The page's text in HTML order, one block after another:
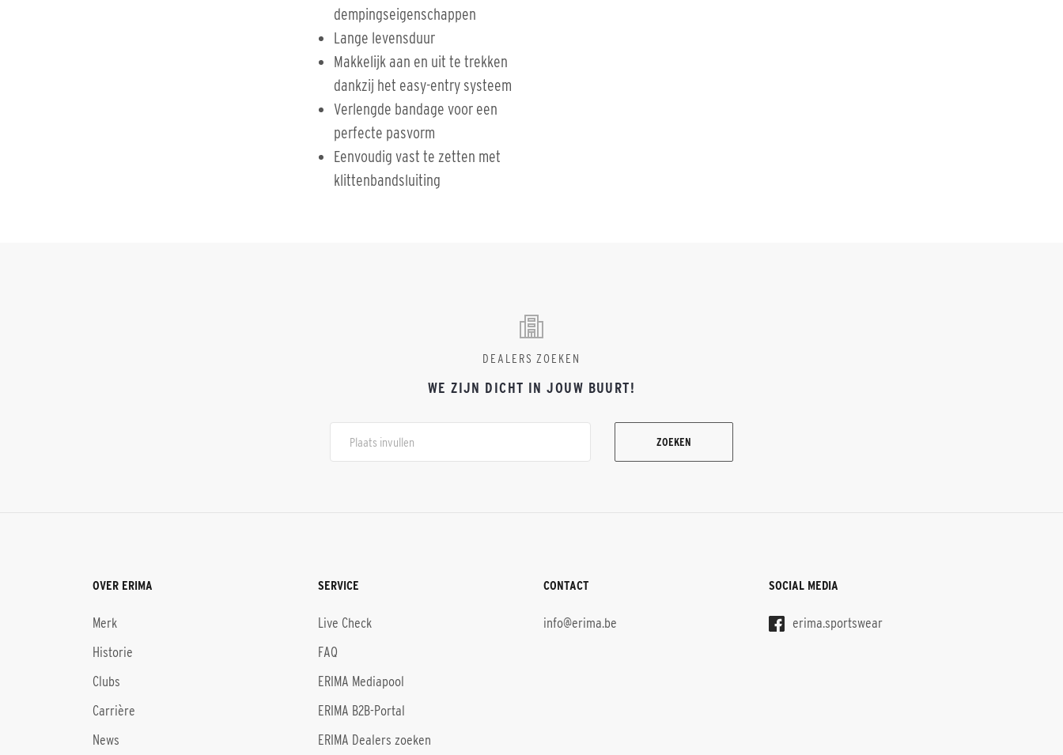
dempingseigenschappen
Lange levensduur
Makkelijk aan en uit te trekken
dankzij het easy-entry systeem
Verlengde bandage voor een
perfecte pasvorm
Eenvoudig vast te zetten met
klittenbandsluiting
DEALERS ZOEKEN
WE ZIJN DICHT IN JOUW BUURT!
ZOEKEN
OVER ERIMA
Merk
Historie
Clubs
Carrière
News
SERVICE
Live Check
FAQ
ERIMA Mediapool
ERIMA B2B-Portal
ERIMA Dealers zoeken
CONTACT
info@erima.be
SOCIAL MEDIA
erima.sportswear